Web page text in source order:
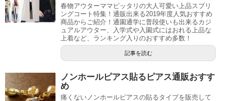
春物アウターママピッタリの大人可愛い上品スプリ
ングコート特集！通販出来る2019年度人気おすすめ
商品からご紹介！通園通学に普段使いも出来るカジ
ュアルアウター、入学式や入園式にはおれる上品な
上着など、ランキング入りのおすすめ多数！
記事を読む
ノンホールピアス貼るピアス通販おすす
め
痛くないノンホールピアスの貼るタイプを販売して